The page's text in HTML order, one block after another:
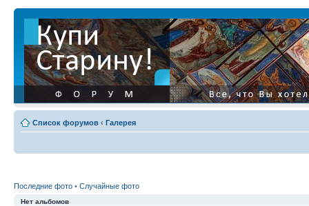
Список форумов ‹ Галерея
Последние фото • Случайные фото
Нет альбомов